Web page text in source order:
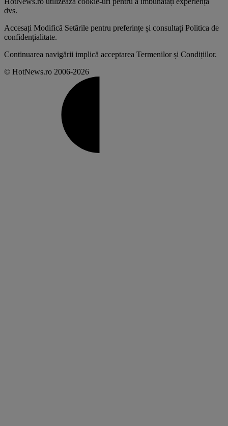
dvs.
Accesați Modifică Setările pentru preferințe și consultați Politica de
confidențialitate.
Continuarea navigării implică acceptarea Termenilor și Condițiilor.
© HotNews.ro 2006-2026